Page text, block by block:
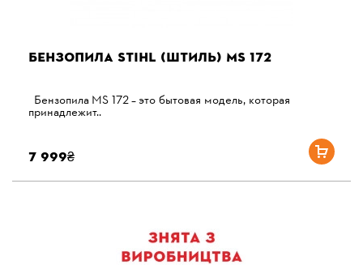
БЕНЗОПИЛА STIHL (ШТИЛЬ) MS 172
Бензопила MS 172 – это бытовая модель, которая
принадлежит..
7 999₴